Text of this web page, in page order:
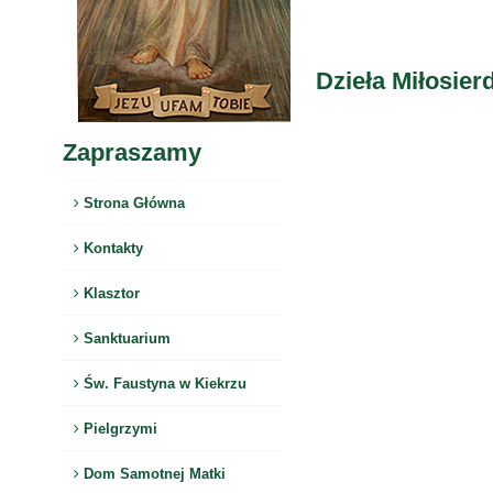
Zapraszamy
Strona Główna
Kontakty
Klasztor
Sanktuarium
Św. Faustyna w Kiekrzu
Pielgrzymi
Dom Samotnej Matki
Dzieła